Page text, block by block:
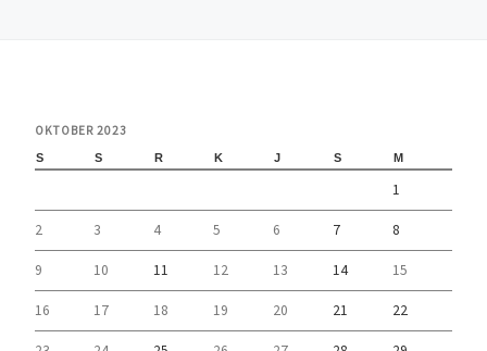
OKTOBER 2023
S S R K J S M
1
2 3 4 5 6 7 8
9 10 11 12 13 14 15
16 17 18 19 20 21 22